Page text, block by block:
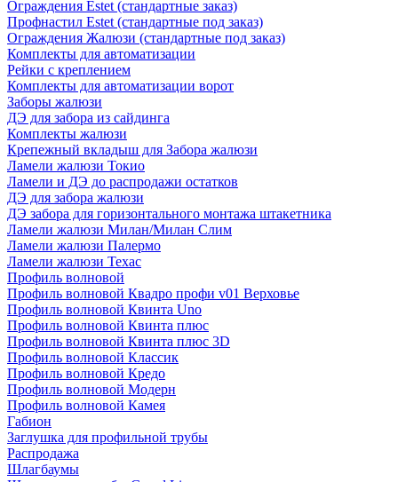
Ограждения Estet (стандартные заказ)
Профнастил Estet (стандартные под заказ)
Ограждения Жалюзи (стандартные под заказ)
Комплекты для автоматизации
Рейки с креплением
Комплекты для автоматизации ворот
Заборы жалюзи
ДЭ для забора из сайдинга
Комплекты жалюзи
Крепежный вкладыш для Забора жалюзи
Ламели жалюзи Токио
Ламели и ДЭ до распродажи остатков
ДЭ для забора жалюзи
ДЭ забора для горизонтального монтажа штакетника
Ламели жалюзи Милан/Милан Слим
Ламели жалюзи Палермо
Ламели жалюзи Техас
Профиль волновой
Профиль волновой Квадро профи v01 Верховье
Профиль волновой Квинта Uno
Профиль волновой Квинта плюс
Профиль волновой Квинта плюс 3D
Профиль волновой Классик
Профиль волновой Кредо
Профиль волновой Модерн
Профиль волновой Камея
Габион
Заглушка для профильной трубы
Распродажа
Шлагбаумы